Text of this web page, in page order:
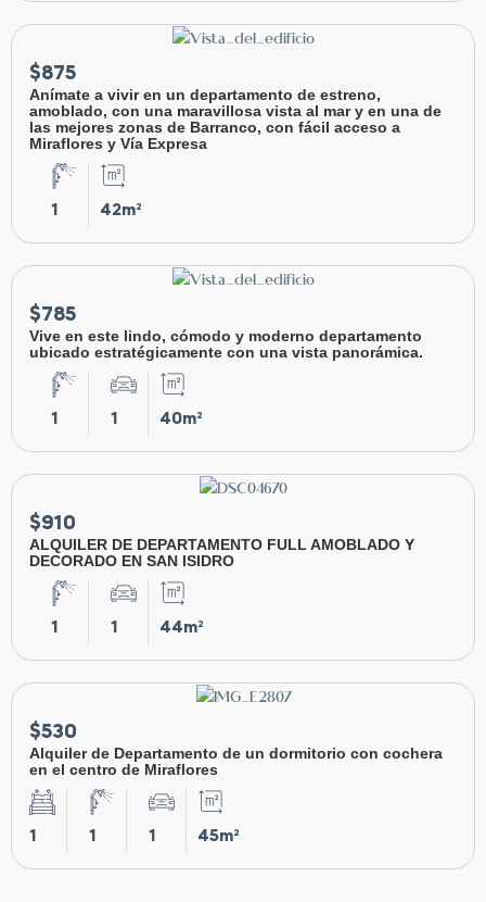
$875
Anímate a vivir en un departamento de estreno,
amoblado, con una maravillosa vista al mar y en una de
las mejores zonas de Barranco, con fácil acceso a
Miraflores y Vía Expresa
1 42m²
$785
Vive en este lindo, cómodo y moderno departamento
ubicado estratégicamente con una vista panorámica.
1 1 40m²
$910
ALQUILER DE DEPARTAMENTO FULL AMOBLADO Y
DECORADO EN SAN ISIDRO
1 1 44m²
$530
Alquiler de Departamento de un dormitorio con cochera
en el centro de Miraflores
1 1 1 45m²